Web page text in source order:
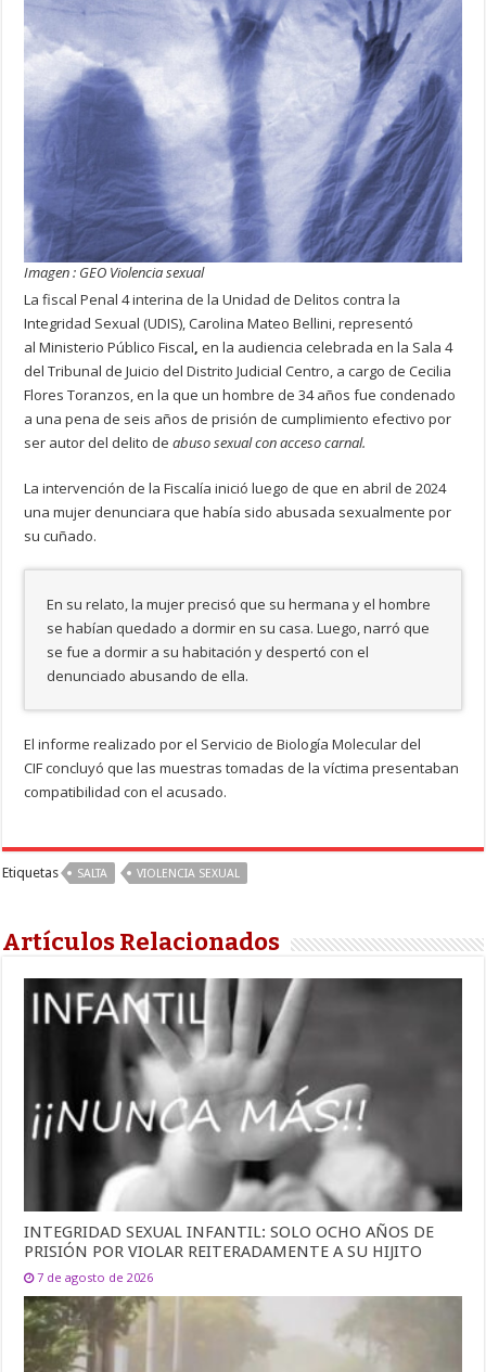
Imagen : GEO Violencia sexual
La fiscal Penal 4 interina de la Unidad de Delitos contra la
Integridad Sexual (UDIS), Carolina Mateo Bellini, representó
al Ministerio Público Fiscal, en la audiencia celebrada en la Sala 4
del Tribunal de Juicio del Distrito Judicial Centro, a cargo de Cecilia
Flores Toranzos, en la que un hombre de 34 años fue condenado
a una pena de seis años de prisión de cumplimiento efectivo por
ser autor del delito deabuso sexual con acceso carnal.
La intervención de la Fiscalía inició luego de que en abril de 2024
una mujer denunciara que había sido abusada sexualmente por
su cuñado.
En su relato, la mujer precisó que su hermana y el hombre
se habían quedado a dormir en su casa. Luego, narró que
se fue a dormir a su habitación y despertó con el
denunciado abusando de ella.
El informe realizado por el Servicio de Biología Molecular del
CIF concluyó que las muestras tomadas de la víctima presentaban
compatibilidad con el acusado.
Etiquetas SALTA VIOLENCIA SEXUAL
Artículos Relacionados
INTEGRIDAD SEXUAL INFANTIL: SOLO OCHO AÑOS DE
PRISIÓN POR VIOLAR REITERADAMENTE A SU HIJITO
7 de agosto de 2026